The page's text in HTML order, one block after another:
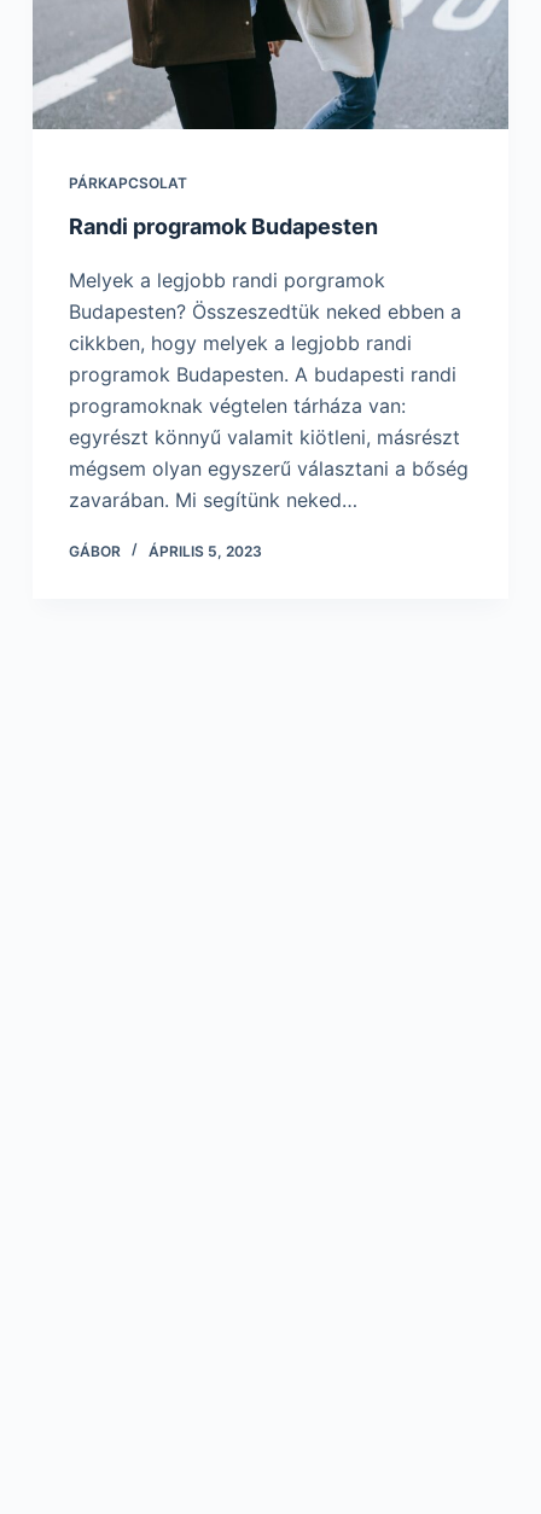
PÁRKAPCSOLAT
Randi programok Budapesten
Melyek a legjobb randi porgramok
Budapesten? Összeszedtük neked ebben a
cikkben, hogy melyek a legjobb randi
programok Budapesten. A budapesti randi
programoknak végtelen tárháza van:
egyrészt könnyű valamit kiötleni, másrészt
mégsem olyan egyszerű választani a bőség
zavarában. Mi segítünk neked…
GÁBOR ÁPRILIS 5, 2023